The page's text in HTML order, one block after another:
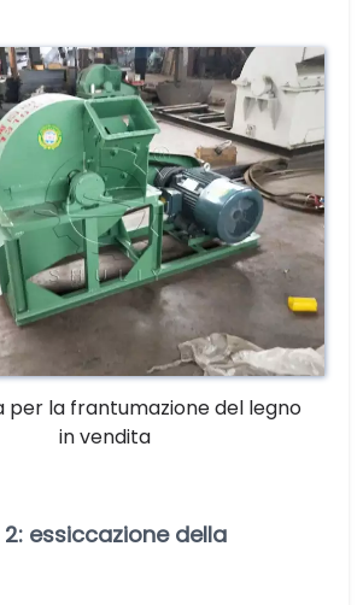
per la frantumazione del legno
in vendita
essiccazione della